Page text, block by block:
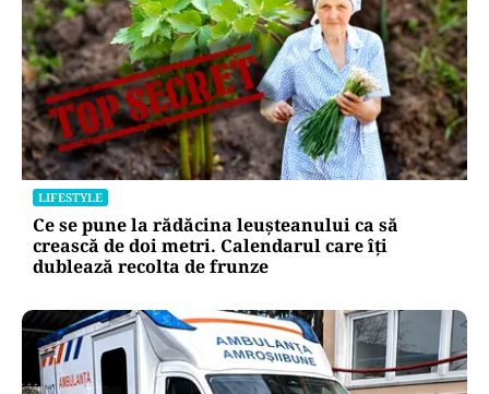
LIFESTYLE
Ce se pune la rădăcina leușteanului ca să
crească de doi metri. Calendarul care îți
dublează recolta de frunze